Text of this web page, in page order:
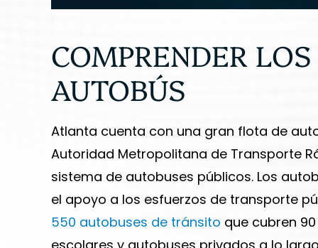
COMPRENDER
AUTOBÚS
Atlanta cuenta con una gran flota de
Autoridad Metropolitana de Transporte
sistema de autobuses públicos. Los
el apoyo a los esfuerzos de transporte
550 autobuses de tránsito que cubren